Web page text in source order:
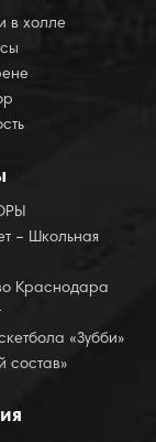
в холле
– Школьная
Краснодара
«Зубби»
состав»